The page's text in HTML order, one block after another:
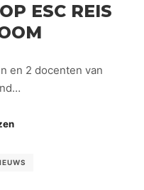
ESC REIS
en 2 docenten van